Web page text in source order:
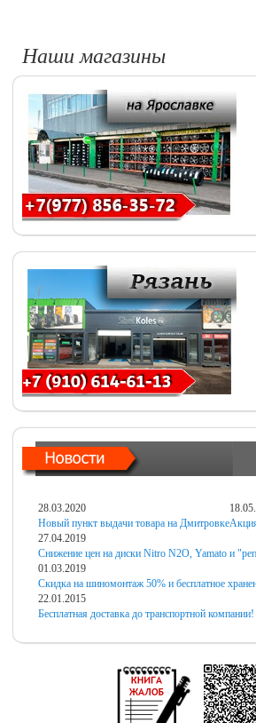
Наши магазины
28.03.2020
Новый пункт выдачи товара на Дмитровке
27.04.2019
Снижение цен на диски Nitro N2O, Yamato и
01.03.2019
Скидка на шиномонтаж 50% и бесплатное
22.01.2015
Бесплатная доставка до транспортной компании!